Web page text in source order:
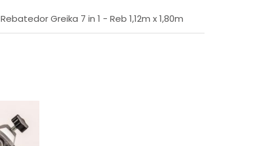
Rebatedor Greika 7 in 1 - Reb 1,12m x 1,80m